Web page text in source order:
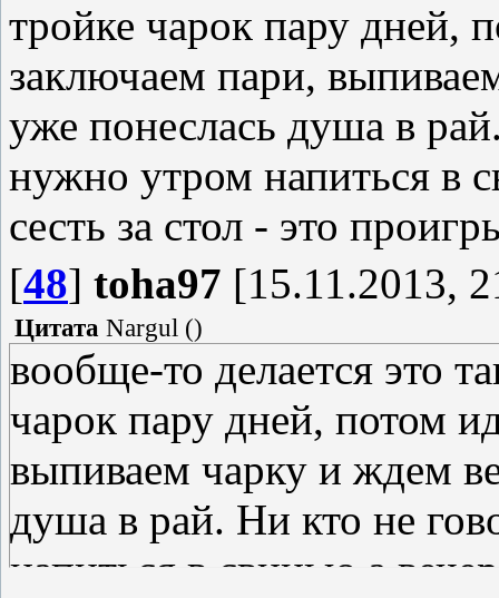
тройке чарок пару дней,
заключаем пари,
уже понеслась душа в
нужно утром напиться в
сесть за стол - это
[48] toha97 [15.11.2013,
Цитата Nargul ()
вообще-то делается это
чарок пару дней, потом
выпиваем чарку и ждем
душа в рай. Ни кто не
напиться в свинью а